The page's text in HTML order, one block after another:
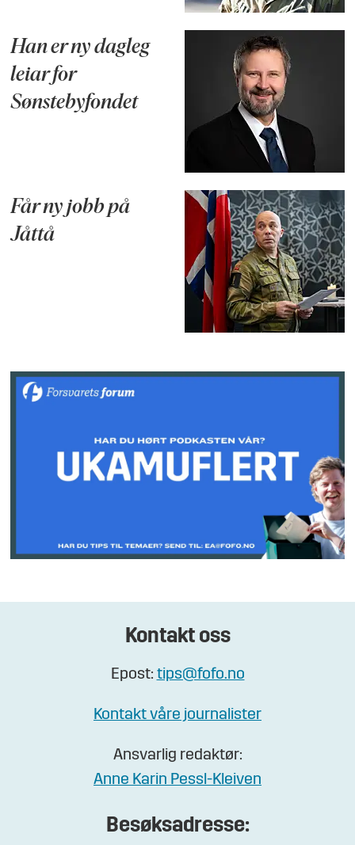
Han er ny dagleg
leiar for
Sønstebyfondet
Får ny jobb på
Jåttå
Kontakt oss
Epost: tips@fofo.no
Kontakt våre journalister
Ansvarlig redaktør:
Anne Karin Pessl-Kleiven
Besøksadresse: